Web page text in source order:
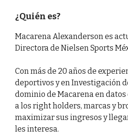
¿Quién es?
Macarena Alexanderson es
Directora de Nielsen Sports
Con más de 20 años de
deportivos y en Investigación
dominio de Macarena en
a los right holders, marcas y
maximizar sus ingresos y
les interesa.